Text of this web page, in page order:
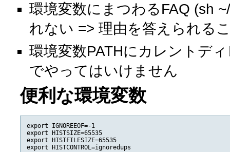
環境変数にまつわるFAQ (sh
れない => 理由を答えられる
環境変数PATHにカレントデ
でやってはいけません
便利な環境変数
export IGNOREEOF=-1
export HISTSIZE=65535
export HISTFILESIZE=65535